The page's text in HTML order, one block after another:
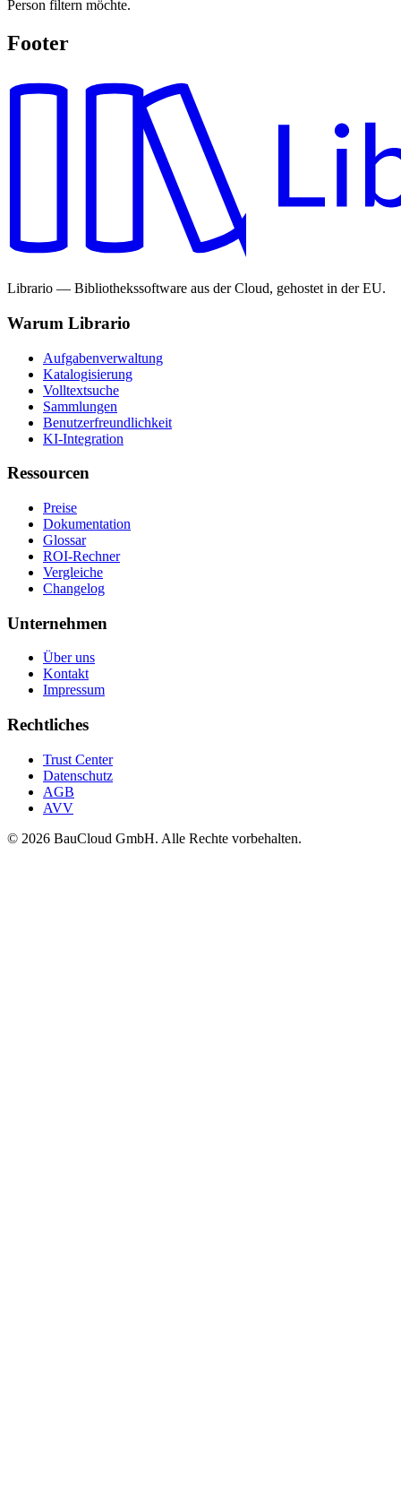
Person filtern möchte.
Footer
Librario — Bibliothekssoftware aus der Cloud, gehostet in der EU.
Warum Librario
Aufgabenverwaltung
Katalogisierung
Volltextsuche
Sammlungen
Benutzerfreundlichkeit
KI-Integration
Ressourcen
Preise
Dokumentation
Glossar
ROI-Rechner
Vergleiche
Changelog
Unternehmen
Über uns
Kontakt
Impressum
Rechtliches
Trust Center
Datenschutz
AGB
AVV
© 2026 BauCloud GmbH. Alle Rechte vorbehalten.